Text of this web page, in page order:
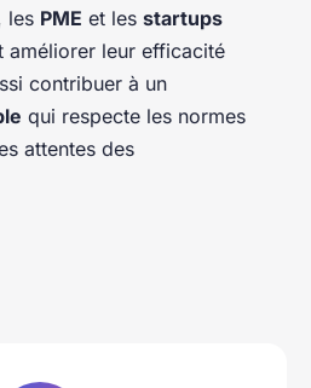
les PME et les startups
améliorer leur efficacité
contribuer à un
qui respecte les normes
attentes des